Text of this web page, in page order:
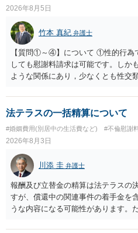
2026年8月5日
竹本 真紀 弁護士
【質問①～④】について ①性的行為
しても慰謝料請求は可能です。しか
ような関係にあり，少なくとも性交
ことを窺わせるものです。）。です
よいと思います。 ただ．慰謝料額
いとして，この点を考慮されるこ
今後のことを考えて書いてもらうか
す。今ある証拠以上のことを証明（
るのであれば，前向きに検討を進め
う。慰謝料請求としては証拠として
値と夫との関係との均衡のように思
いるのであれば，どのような内容の
書士との協議になると思います。請
の見極めや，相手方は性交類似行為
定しているのかによって，考え方・
法テラスの一括精算について
#婚姻費用(別居中の生活費など) #不倫慰謝
2026年8月3日
川添 圭 弁護士
報酬及び立替金の精算は法テラスの
すが、償還中の関連事件の着手金を
うな内容になる可能性があります。